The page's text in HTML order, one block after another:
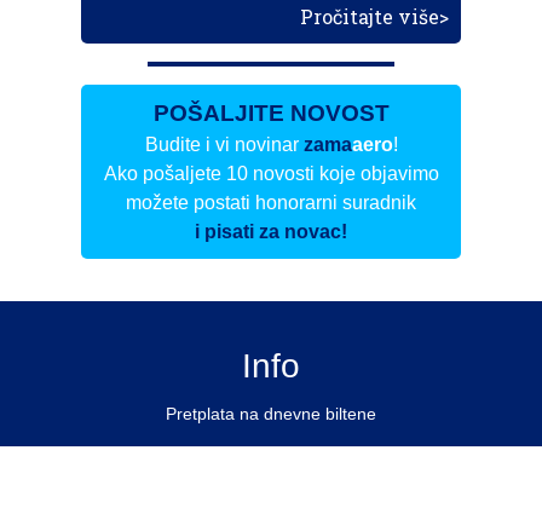
Pročitajte više>
POŠALJITE NOVOST
Budite i vi novinar zamaaero!
Ako pošaljete 10 novosti koje objavimo
možete postati honorarni suradnik
i pisati za novac!
Info
Pretplata na dnevne biltene